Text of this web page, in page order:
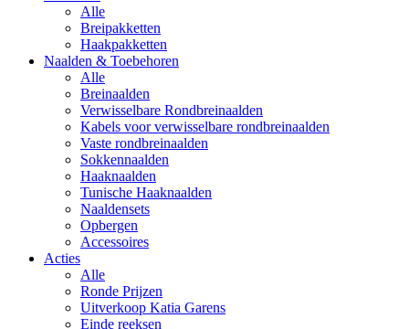
Alle
Breipakketten
Haakpakketten
Naalden & Toebehoren
Alle
Breinaalden
Verwisselbare Rondbreinaalden
Kabels voor verwisselbare rondbreinaalden
Vaste rondbreinaalden
Sokkennaalden
Haaknaalden
Tunische Haaknaalden
Naaldensets
Opbergen
Accessoires
Acties
Alle
Ronde Prijzen
Uitverkoop Katia Garens
Einde reeksen